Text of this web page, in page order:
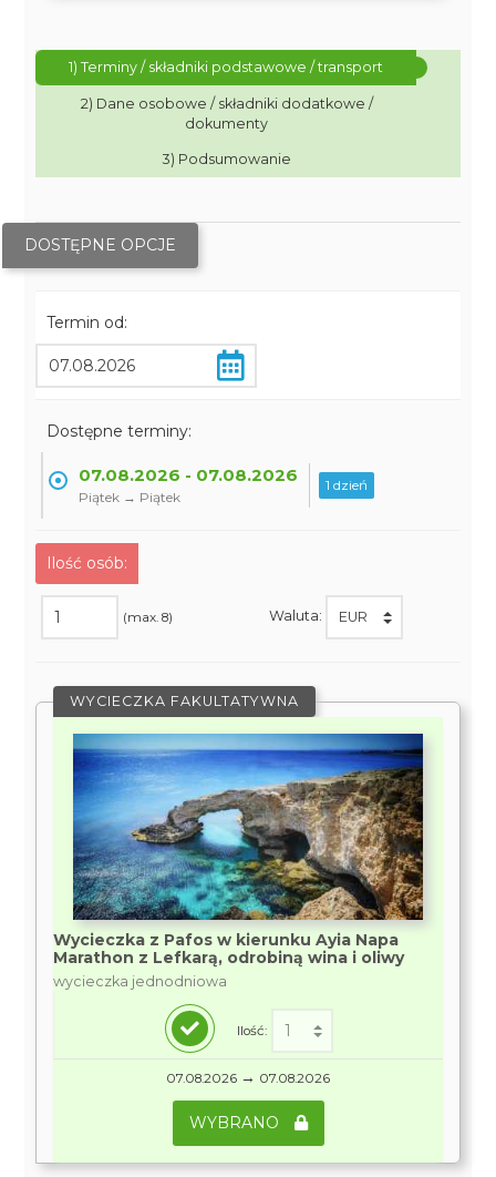
1) Terminy / składniki podstawowe / transport
2) Dane osobowe / składniki dodatkowe /
dokumenty
3) Podsumowanie
DOSTĘPNE OPCJE
Termin od:
Dostępne terminy:
07.08.2026 - 07.08.2026
Piątek → Piątek
1 dzień
Ilość osób:
(max. 8) Waluta:
WYCIECZKA FAKULTATYWNA
Wycieczka z Pafos w kierunku Ayia Napa
Marathon z Lefkarą, odrobiną wina i oliwy
wycieczka jednodniowa
Ilość:
07.08.2026 → 07.08.2026
WYBRANO